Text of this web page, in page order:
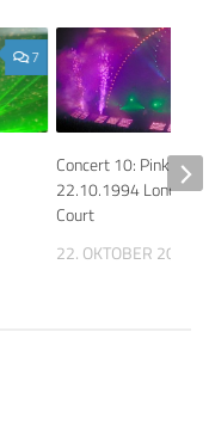
7
Concert 10: Pink
22.10.1994 London,
Court
22. OKTOBER 2025